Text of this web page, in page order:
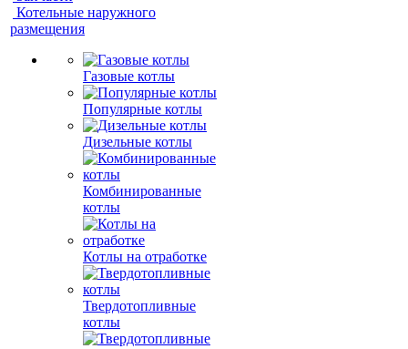
Котельные наружного
размещения
Газовые котлы
Популярные котлы
Дизельные котлы
Комбинированные
котлы
Котлы на отработке
Твердотопливные
котлы